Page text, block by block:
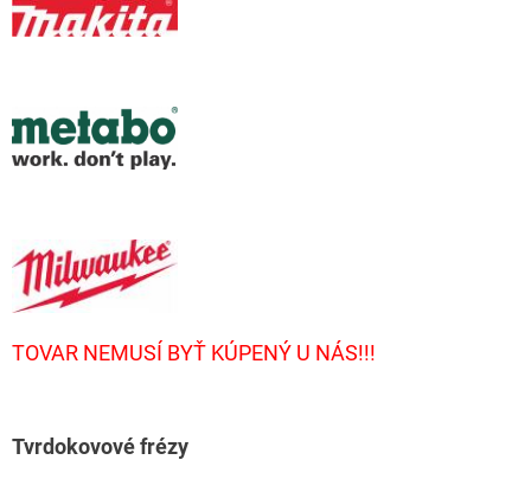
TOVAR NEMUSÍ BYŤ KÚPENÝ U NÁS!!!
Tvrdokovové frézy